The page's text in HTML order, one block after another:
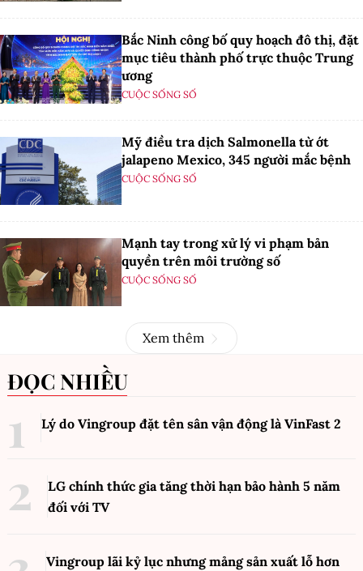
Bắc Ninh công bố quy hoạch đô thị, đặt
mục tiêu thành phố trực thuộc Trung
ương
CUỘC SỐNG SỐ
Mỹ điều tra dịch Salmonella từ ớt
jalapeno Mexico, 345 người mắc bệnh
CUỘC SỐNG SỐ
Mạnh tay trong xử lý vi phạm bản
quyền trên môi trường số
CUỘC SỐNG SỐ
Xem thêm
ĐỌC NHIỀU
Lý do Vingroup đặt tên sân vận động là VinFast 2
LG chính thức gia tăng thời hạn bảo hành 5 năm
đối với TV
Vingroup lãi kỷ lục nhưng mảng sản xuất lỗ hơn